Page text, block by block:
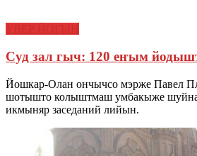
Суд зал гыч: 120 еҥым
Йошкар-Олан ончычсо мэрже Павел
шотышто колыштмаш умбакыже
икмыняр заседаний лийын.